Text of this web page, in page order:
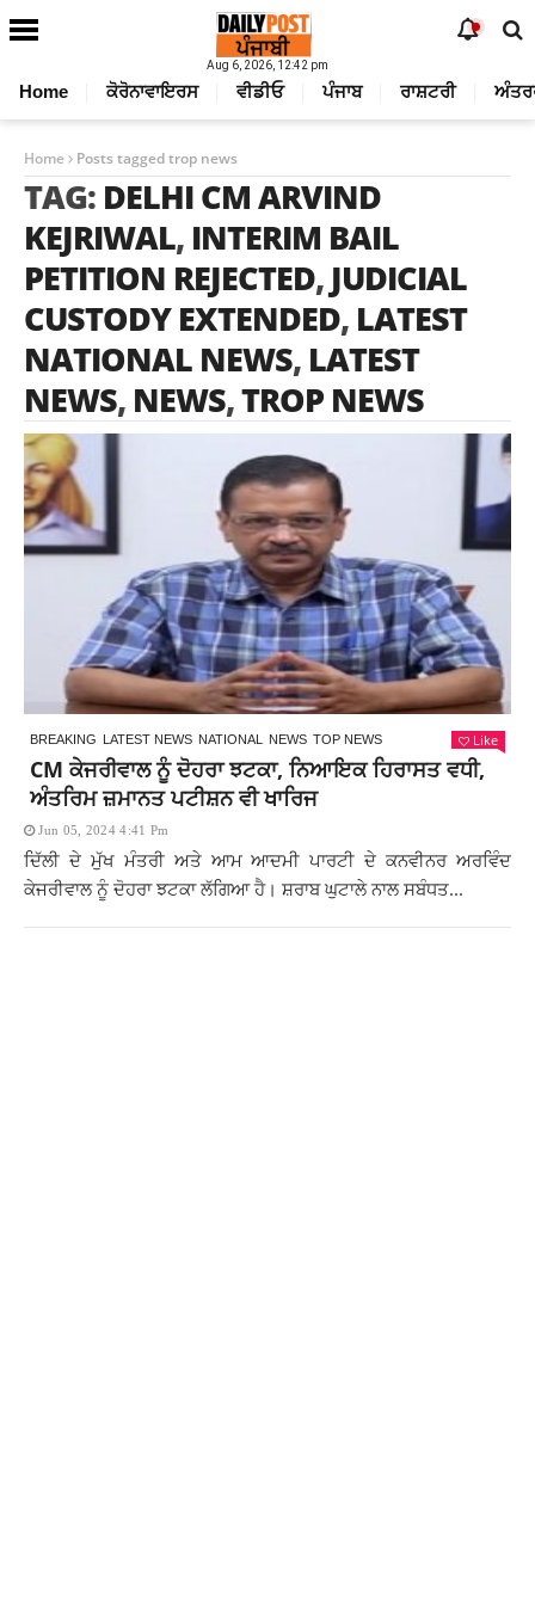
Aug 6, 2026, 12:42 pm
Home ਕੋਰੋਨਾਵਾਇਰਸ ਵੀਡੀਓ ਪੰਜਾਬ ਰਾਸ਼ਟਰੀ
Home Posts tagged trop news
TAG: DELHI CM ARVIND
KEJRIWAL, INTERIM BAIL
PETITION REJECTED, JUDICIAL
CUSTODY EXTENDED, LATEST
NATIONAL NEWS, LATEST
NEWS, NEWS,TROP NEWS
BREAKING LATEST NEWS NATIONAL NEWS TOP NEWS Like
CM ਕੇਜਰੀਵਾਲ ਨੂੰ ਦੋਹਰਾ ਝਟਕਾ, ਨਿਆਇਕ ਹਿਰਾਸਤ ਵਧੀ,
ਅੰਤਰਿਮ ਜ਼ਮਾਨਤ ਪਟੀਸ਼ਨ ਵੀ ਖਾਰਿਜ
Jun 05, 2024 4:41 Pm
ਦਿੱਲੀ ਦੇ ਮੁੱਖ ਮੰਤਰੀ ਅਤੇ ਆਮ ਆਦਮੀ ਪਾਰਟੀ ਦੇ ਕਨਵੀਨਰ ਅਰਵਿੰਦ
ਕੇਜਰੀਵਾਲ ਨੂੰ ਦੋਹਰਾ ਝਟਕਾ ਲੱਗਿਆ ਹੈ। ਸ਼ਰਾਬ ਘੁਟਾਲੇ ਨਾਲ ਸਬੰਧਤ...